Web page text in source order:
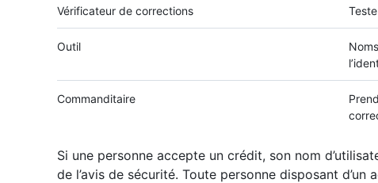
Vérificateur de corrections
Outil
Commanditaire
Si une personne accepte un crédit, son nom
de l’avis de sécurité. Toute personne disposant